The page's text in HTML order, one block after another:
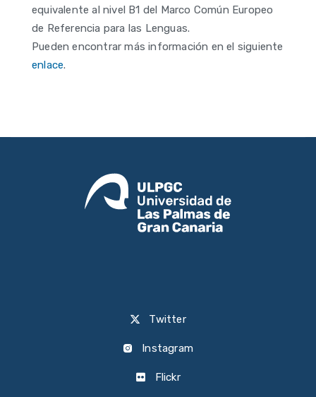
equivalente al nivel B1 del Marco Común Europeo
de Referencia para las Lenguas.
Pueden encontrar más información en el siguiente
enlace.
Twitter
Instagram
Flickr